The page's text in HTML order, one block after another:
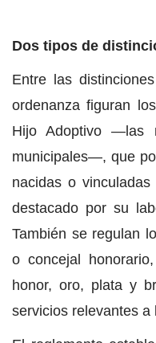
Dos tipos de
Entre las
ordenanza figuran
Hijo Adoptivo —las
municipales—, que
nacidas o
destacado por su
También se regulan
o concejal
honor, oro, plata y
servicios relevantes a